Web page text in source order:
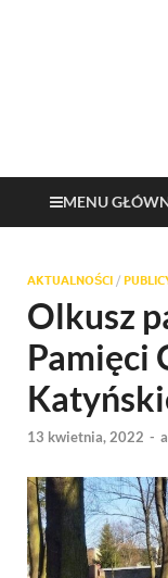
MENU
AKTUALNOŚCI /
Olkusz
Pamięci
13 kwietnia, 2022 -